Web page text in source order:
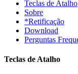
Teclas de Atalho
Sobre
*Retificação
Download
Perguntas
Teclas de Atalho